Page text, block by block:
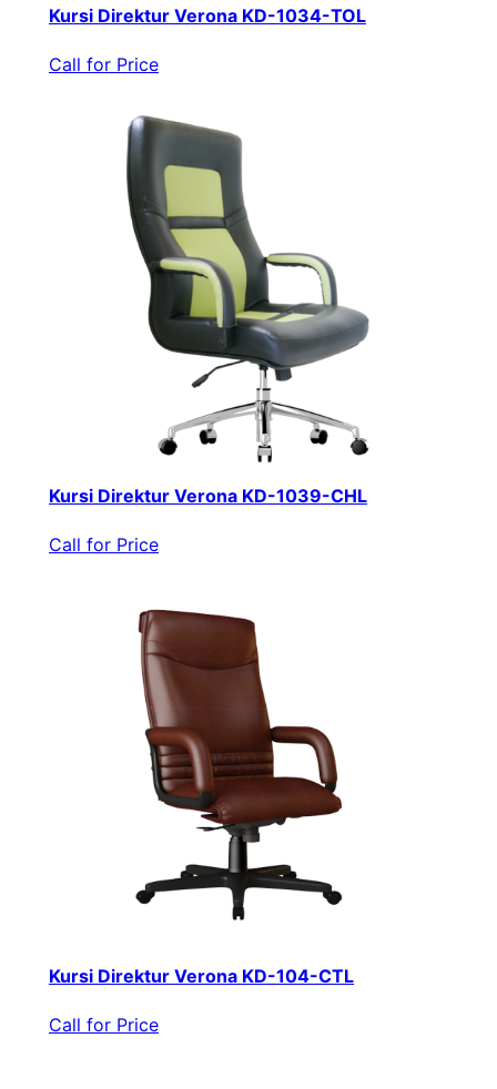
Kursi Direktur Verona KD-1034-TOL
Call for Price
Kursi Direktur Verona KD-1039-CHL
Call for Price
Kursi Direktur Verona KD-104-CTL
Call for Price